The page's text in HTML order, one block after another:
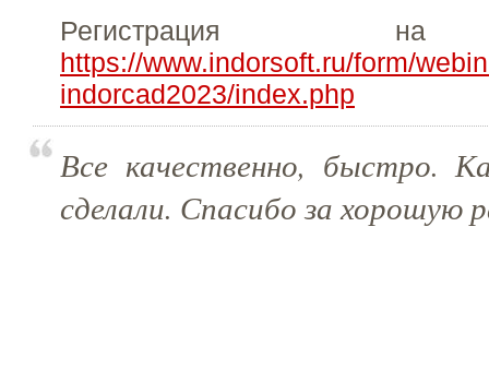
Регистрация на
https://www.indorsoft.ru/form/
indorcad2023/index.php
Все качественно, быстро.
сделали. Спасибо за хорошую